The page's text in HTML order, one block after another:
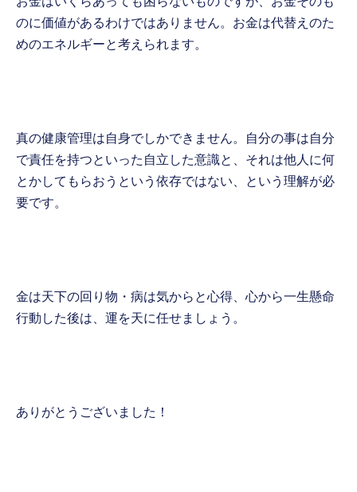
のに価値があるわけではありません。お金は代替えのた
めのエネルギーと考えられます。
真の健康管理は自身でしかできません。自分の事は自分
で責任を持つといった自立した意識と、それは他人に何
とかしてもらおうという依存ではない、という理解が必
要です。
金は天下の回り物・病は気からと心得、心から一生懸命
行動した後は、運を天に任せましょう。
ありがとうございました！